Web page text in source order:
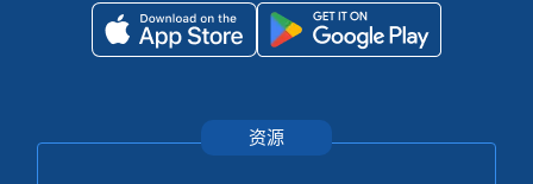
资源